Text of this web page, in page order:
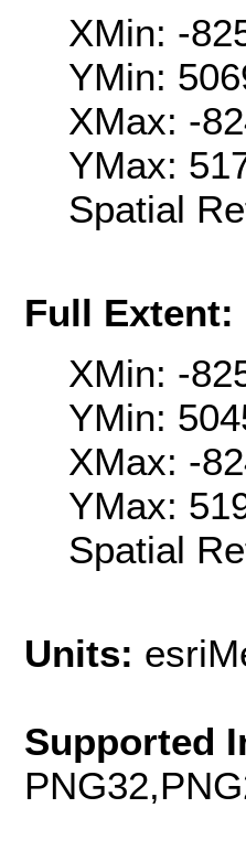
XMin: -
YMin:
XMax: -
YMax:
Spatial
Full Extent:
XMin: -
YMin:
XMax: -
YMax:
Spatial
Units:
Supported